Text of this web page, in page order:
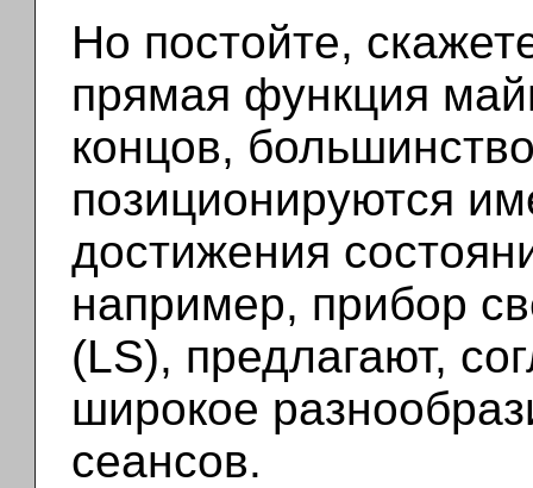
Но постойте,
прямая функция
концов,
позиционируются
достижения
например, прибор
(LS), предлагают,
широкое
сеансов.